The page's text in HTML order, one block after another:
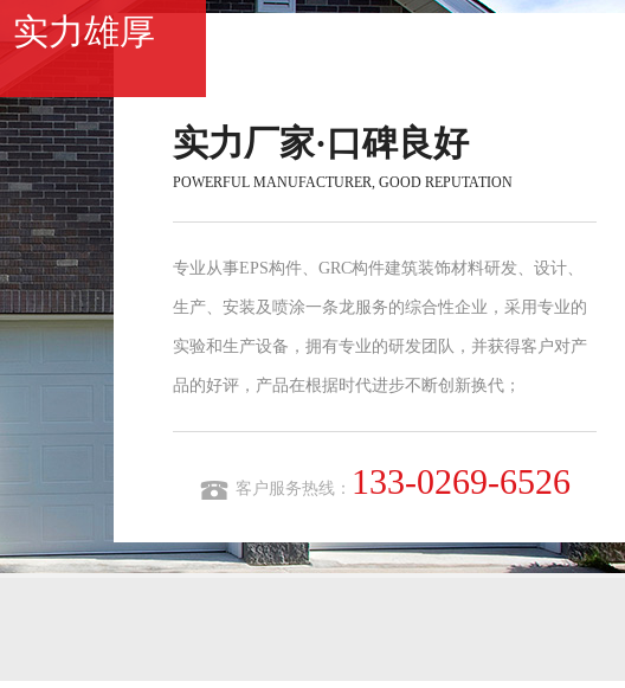
资深设计
资深设计团队，轻松造型
SENIOR DESIGN TEAM
集设计、生产、销售、室内装饰、土建工程、喷涂、安装
于一体，专业级设计人才，可根据项目实际需求、免费设
计3D图纸/改良方案，客户满意度后再开模，多年行业经验
制模师亲自操刀、保证成品美不胜收；
客户服务热线： 133-0269-6526